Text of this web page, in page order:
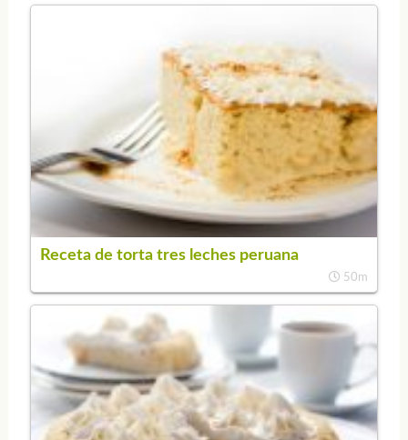
Receta de torta tres leches peruana
50m